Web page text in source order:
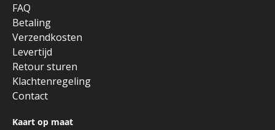
FAQ
Betaling
Verzendkosten
Levertijd
Retour sturen
Klachtenregeling
Contact
Kaart op maat